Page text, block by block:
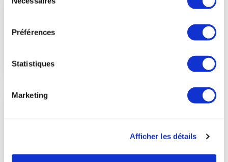
Préférences
Statistiques
Marketing
Afficher les détails